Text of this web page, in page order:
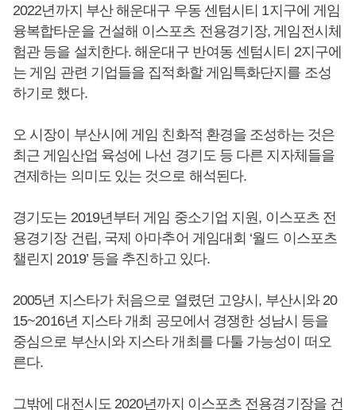
2022년까지 부산 해운대구 우동 센텀시티 1지구에 게임
융복합타운을 건설해 이스포츠 전용경기장, 게임전시체
험관 등을 설치한다. 해운대구 반여동 센텀시티 2지구에
는 게임 관련 기업들을 집적화할 게임특화단지를 조성
하기로 했다.
오 시장이 부산시에 게임 친화적 환경을 조성하는 것은
최근 게임산업 육성에 나선 경기도 등 다른 지자체들을
견제하는 의미도 있는 것으로 해석된다.
경기도는 2019년부터 게임 중소기업 지원, 이스포츠 전
용경기장 건립, 국제 아마추어 게임대회 ‘월드 이스포츠
챌린지 2019’ 등을 추진하고 있다.
2005년 지스타가 처음으로 열렸던 고양시, 부산시와 20
15~2016년 지스타 개최 공모에서 경쟁한 성남시 등을
중심으로 부산시와 지스타 개최를 다툴 가능성이 떠오
른다.
그밖에 대전시도 2020년까지 이스포츠 전용경기장을 건